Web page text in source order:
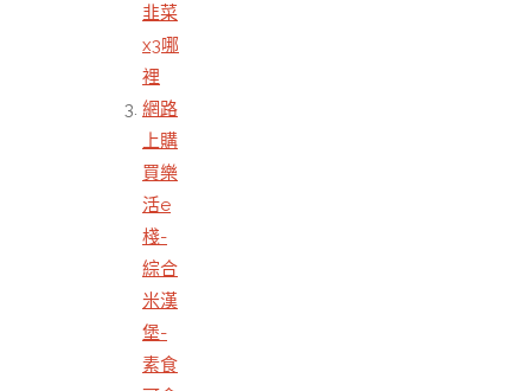
韭菜
x3哪
裡
網路
上購
買樂
活e
棧-
綜合
米漢
堡-
素食